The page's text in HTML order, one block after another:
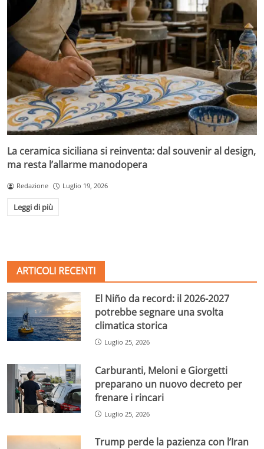
La ceramica siciliana si reinventa: dal souvenir al design,
ma resta l’allarme manodopera
Redazione Luglio 19, 2026
Leggi di più
ARTICOLI RECENTI
El Niño da record: il 2026-2027
potrebbe segnare una svolta
climatica storica
Luglio 25, 2026
Carburanti, Meloni e Giorgetti
preparano un nuovo decreto per
frenare i rincari
Luglio 25, 2026
Trump perde la pazienza con l’Iran